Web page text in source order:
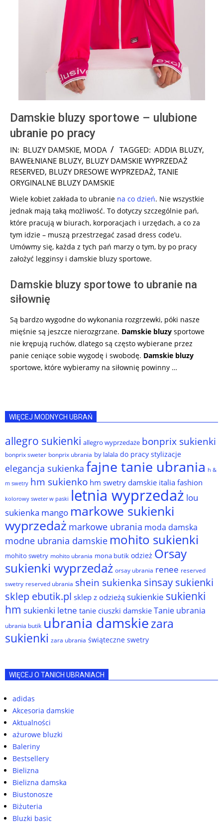
Damskie bluzy sportowe – ulubione
ubranie po pracy
2024-
01-
25
IN: BLUZY DAMSKIE, MODA TAGGED: ADDIA BLUZY,
BAWEŁNIANE BLUZY, BLUZY DAMSKIE WYPRZEDAŻ
RESERVED, BLUZY DRESOWE WYPRZEDAŻ, TANIE
ORYGINALNE BLUZY DAMSKIE
Wiele kobiet zakłada to ubranie na co dzień. Nie wszystkie
jednak mają taką możliwość. To dotyczy szczególnie pań,
które pracują w biurach, korporacjach i urzędach, a co za
tym idzie – muszą przestrzegać zasad dress code’u.
Umówmy się, każda z tych pań marzy o tym, by po pracy
założyć legginsy i damskie bluzy sportowe.
Damskie bluzy sportowe to ubranie na
siłownię
Są bardzo wygodne do wykonania rozgrzewki, póki nasze
mięśnie są jeszcze nierozgrzane. Damskie bluzy sportowe
nie krępują ruchów, dlatego są często wybierane przez
panie ceniące sobie wygodę i swobodę. Damskie bluzy
sportowe, które wybieramy na siłownię powinny …
WIĘCEJ MODNYCH UBRAŃ
allegro sukienki allegro wyprzedaże bonprix sukienki
bonprix sweter bonprix ubrania by lalala do pracy stylizacje
elegancja sukienka fajne tanie ubrania h &
m swetry hm sukienko hm swetry damskie italia fashion
kolorowy sweter w paski letnia wyprzedaż lou
sukienka mango markowe sukienki
wyprzedaż markowe ubrania moda damska
modne ubrania damskie mohito sukienki
mohito swetry mohito ubrania mona butik odzież Orsay
sukienki wyprzedaż orsay ubrania renee reserved
swetry reserved ubrania shein sukienka sinsay sukienki
sklep ebutik.pl sklep z odzieżą sukienkie sukienki
hm sukienki letne tanie ciuszki damskie Tanie ubrania
ubrania butik ubrania damskiezara
sukienki zara ubrania świąteczne swetry
WIĘCEJ O TANICH UBRANIACH
adidas
Akcesoria damskie
Aktualności
ażurowe bluzki
Baleriny
Bestsellery
Bielizna
Bielizna damska
Biustonosze
Biżuteria
Bluzki basic